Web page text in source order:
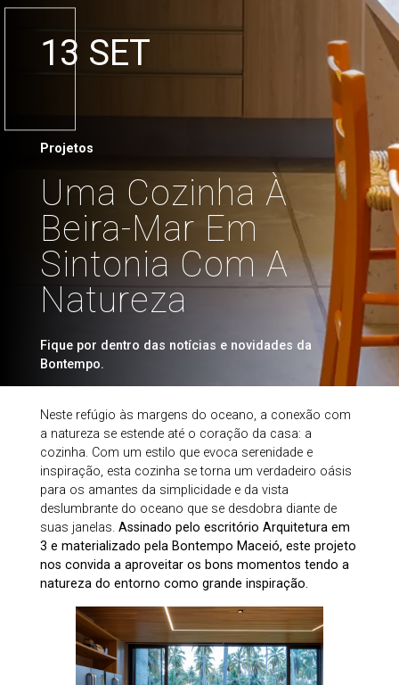
13 SET
Projetos
Uma Cozinha À
Beira-Mar Em
Sintonia Com A
Natureza
Fique por dentro das notícias e novidades da
Bontempo.
Neste refúgio às margens do oceano, a conexão com
a natureza se estende até o coração da casa: a
cozinha. Com um estilo que evoca serenidade e
inspiração, esta cozinha se torna um verdadeiro oásis
para os amantes da simplicidade e da vista
deslumbrante do oceano que se desdobra diante de
suas janelas. Assinado pelo escritório Arquitetura em
3 e materializado pela Bontempo Maceió, este projeto
nos convida a aproveitar os bons momentos tendo a
natureza do entorno como grande inspiração.